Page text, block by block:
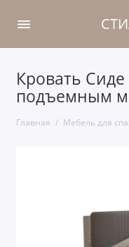
Кровать
подъемным
Главная Мебель для